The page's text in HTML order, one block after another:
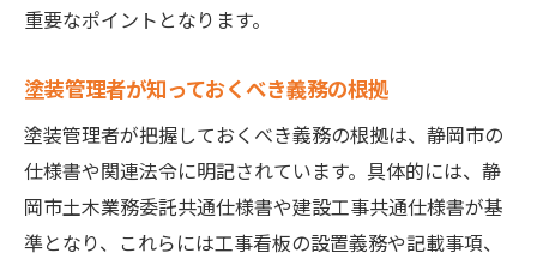
重要なポイントとなります。
塗装管理者が知っておくべき義務の根拠
塗装管理者が把握しておくべき義務の根拠は、静岡市の
仕様書や関連法令に明記されています。具体的には、静
岡市土木業務委託共通仕様書や建設工事共通仕様書が基
準となり、これらには工事看板の設置義務や記載事項、